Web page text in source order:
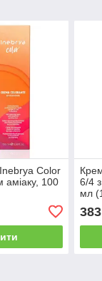
Сolor
амiаку, 100
6/4
мл
383